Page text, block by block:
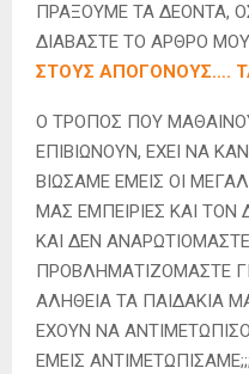
ΠΡΑΞΟΥΜΕ ΤΑ ΔΕΟΝΤΑ,
ΔΙΑΒΑΣΤΕ ΤΟ ΑΡΘΡΟ ΜΟΥ
ΣΤΟΥΣ ΑΠΟΓΟΝΟΥΣ….
Ο ΤΡΟΠΟΣ ΠΟΥ
ΕΠΙΒΙΩΝΟΥΝ, ΕΧΕΙ ΝΑ
ΒΙΩΣΑΜΕ ΕΜΕΙΣ ΟΙ
ΜΑΣ ΕΜΠΕΙΡΙΕΣ ΚΑΙ
ΚΑΙ ΔΕΝ
ΠΡΟΒΛΗΜΑΤΙΖΟΜΑΣΤΕ
ΑΛΗΘΕΙΑ ΤΑ ΠΑΙΔΑΚΙΑ
ΕΧΟΥΝ ΝΑ
ΕΜΕΙΣ